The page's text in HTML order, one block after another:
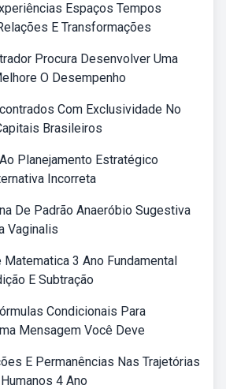
Espaços Tempos
E Transformações
Procura Desenvolver Uma
O Desempenho
Com Exclusividade No
Brasileiros
Planejamento Estratégico
Incorreta
De Padrão Anaeróbio Sugestiva
Vaginalis
3 Ano Fundamental
E Subtração
Condicionais Para
Mensagem Você Deve
E Permanências Nas Trajetórias
4 Ano